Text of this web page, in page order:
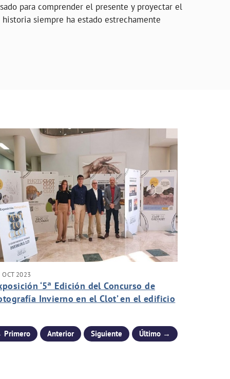
para comprender el presente y proyectar el
siempre ha estado estrechamente
2023
‘5ª Edición del Concurso de
Invierno en el Clot’ en el edificio
Anterior Siguiente Último →